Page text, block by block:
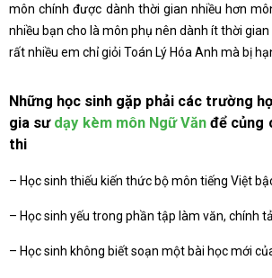
môn chính được dành thời gian nhiều hơn
nhiều bạn cho là môn phụ nên dành ít thời gian
rất nhiều em chỉ giỏi Toán Lý Hóa Anh mà bị
Những học sinh gặp phải các trường
gia sư dạy kèm môn Ngữ Văn để củng
thi
– Học sinh thiếu kiến thức bộ môn tiếng Việt
– Học sinh yếu trong phần tập làm văn, chính
– Học sinh không biết soạn một bài học mới